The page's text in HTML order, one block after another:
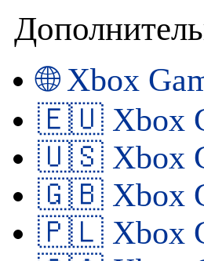
🌐 Xbox
🇪🇺 Xbox
🇺🇸 Xbox
🇬🇧 Xbox
🇵🇱 Xbox